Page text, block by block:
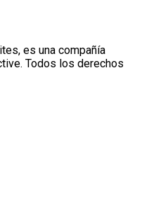
es una compañía
Todos los derechos